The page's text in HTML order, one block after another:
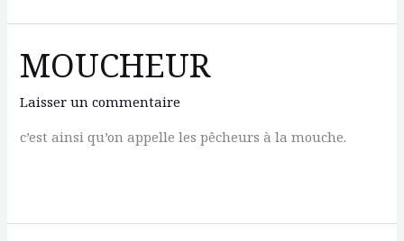
TUBE
MOUCHEUR
Laisser un commentaire
c’est ainsi qu’on appelle les pêcheurs à la mouche.